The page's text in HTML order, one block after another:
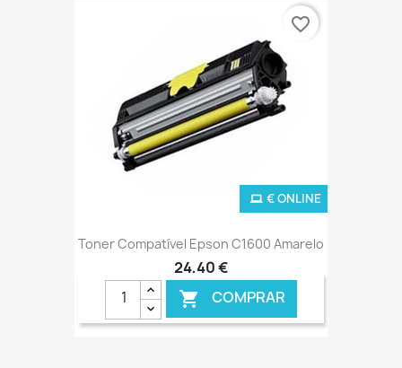
Toner Compatível Epson C1600 Amarelo
24,40 €
 COMPRAR
€ ONLINE
favorite_border